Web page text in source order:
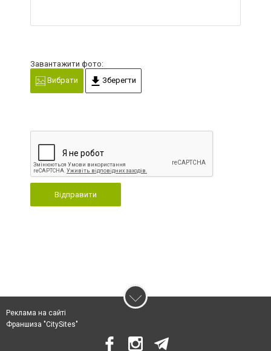
Завантажити фото:
Вибрати
Зберегти
Відправити
Реклама на сайті
Франшиза "CitySites"